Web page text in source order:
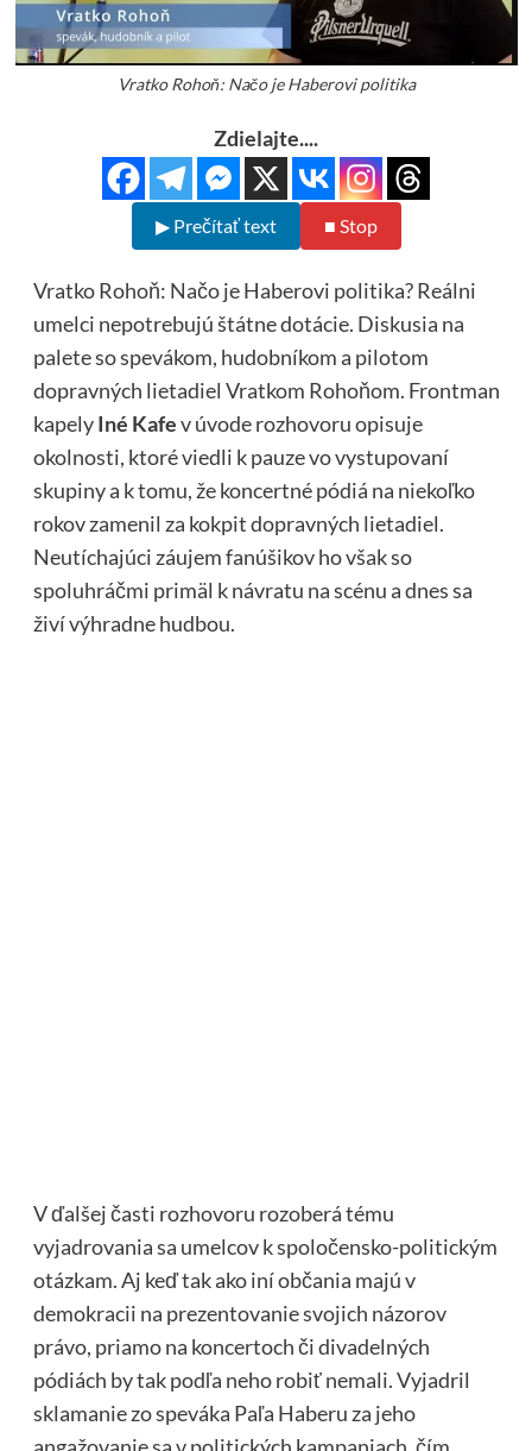
Vratko Rohoň: Načo je Haberovi politika
Zdielajte....
▶ Prečítať text ■ Stop
Vratko Rohoň: Načo je Haberovi politika? Reálni
umelci nepotrebujú štátne dotácie. Diskusia na
palete so spevákom, hudobníkom a pilotom
dopravných lietadiel Vratkom Rohoňom. Frontman
kapelyIné Kafev úvode rozhovoru opisuje
okolnosti, ktoré viedli k pauze vo vystupovaní
skupiny a k tomu, že koncertné pódiá na niekoľko
rokov zamenil za kokpit dopravných lietadiel.
Neutíchajúci záujem fanúšikov ho však so
spoluhráčmi primäl k návratu na scénu a dnes sa
živí výhradne hudbou.
V ďalšej časti rozhovoru rozoberá tému
vyjadrovania sa umelcov k spoločensko-politickým
otázkam. Aj keď tak ako iní občania majú v
demokracii na prezentovanie svojich názorov
právo, priamo na koncertoch či divadelných
pódiách by tak podľa neho robiť nemali. Vyjadril
sklamanie zo speváka Paľa Haberu za jeho